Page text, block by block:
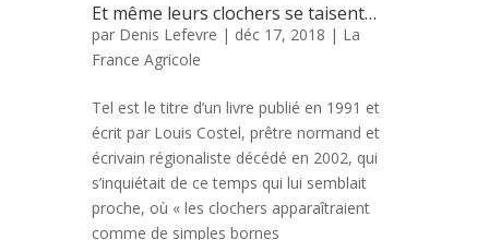
Et même leurs clochers se taisent…
par Denis Lefevre | déc 17, 2018 | La
France Agricole
Tel est le titre d’un livre publié en 1991 et
écrit par Louis Costel, prêtre normand et
écrivain régionaliste décédé en 2002, qui
s’inquiétait de ce temps qui lui semblait
proche, où « les clochers apparaîtraient
comme de simples bornes